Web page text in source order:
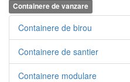
Containere de vanzare
Containere de birou
Containere de santier
Containere modulare